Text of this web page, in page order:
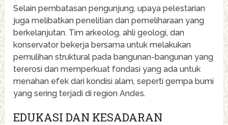
Selain pembatasan pengunjung, upaya pelestarian
juga melibatkan penelitian dan pemeliharaan yang
berkelanjutan. Tim arkeolog, ahli geologi, dan
konservator bekerja bersama untuk melakukan
pemulihan struktural pada bangunan-bangunan yang
tererosi dan memperkuat fondasi yang ada untuk
menahan efek dari kondisi alam, seperti gempa bumi
yang sering terjadi di region Andes.
EDUKASI DAN KESADARAN